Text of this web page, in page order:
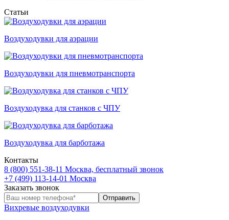
Статьи
Воздуходувки для аэрации
Воздуходувки для пневмотранспорта
Воздуходувка для станков с ЧПУ
Воздуходувка для барботажа
Контакты
8 (800) 551-38-11 Москва, бесплатный звонок
+7 (499) 113-14-01 Москва
Заказать звонок
Вихревые воздуходувки